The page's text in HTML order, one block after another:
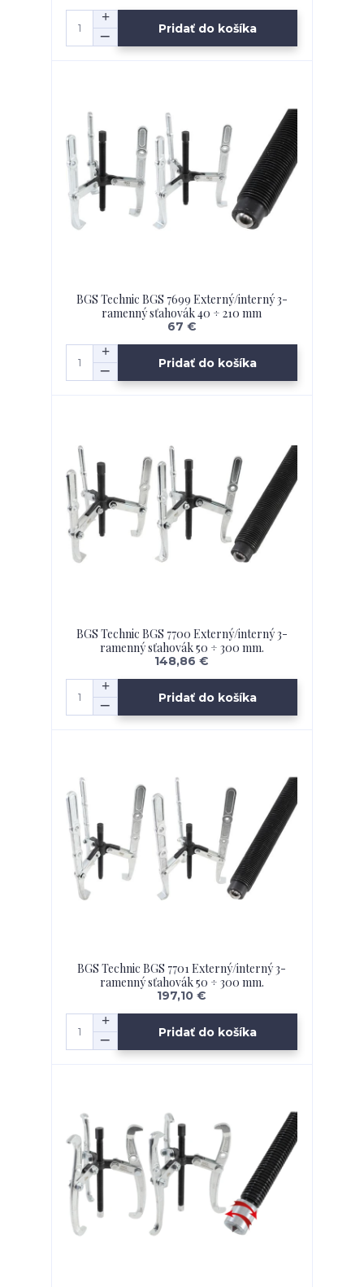
Pridať do košíka
BGS Technic BGS 7699 Externý/interný 3-
ramenný sťahovák 40 ÷ 210 mm
67 €
Pridať do košíka
BGS Technic BGS 7700 Externý/interný 3-
ramenný sťahovák 50 ÷ 300 mm.
148,86 €
Pridať do košíka
BGS Technic BGS 7701 Externý/interný 3-
ramenný sťahovák 50 ÷ 300 mm.
197,10 €
Pridať do košíka